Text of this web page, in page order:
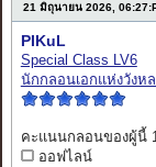
21 มิถุนายน 2026,
PIKuL
Special Class LV6
นักกลอนเอกแห่งวังห
คะแนนกลอนของผู้นี้
ออฟไลน์